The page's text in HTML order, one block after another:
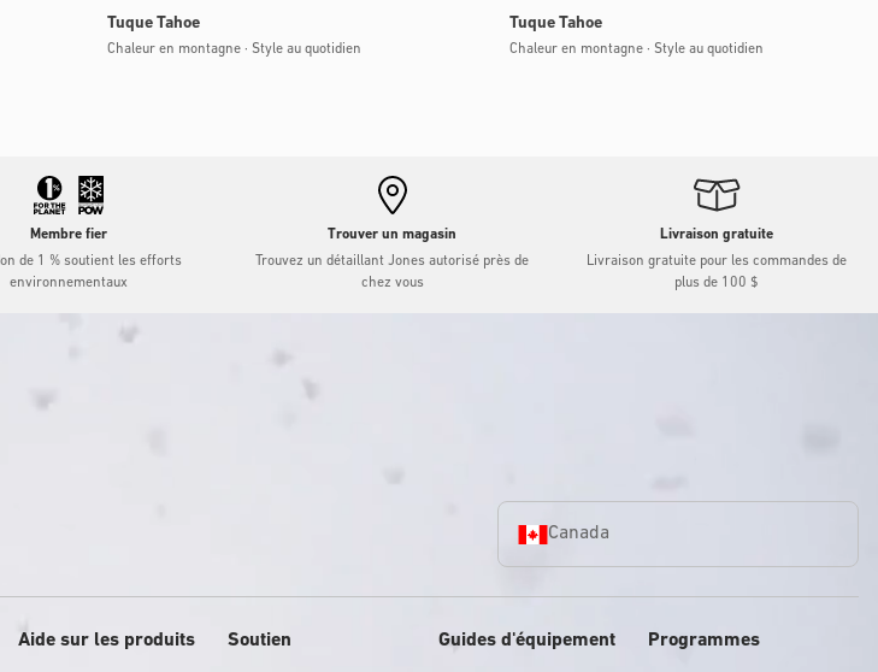
Tuque Tahoe
Chaleur en montagne · Style au quotidien
Tuque Tahoe
Chaleur en montagne · Style au quotidien
Membre fier
de 1 % soutient les efforts
environnementaux
Trouver un magasin
Trouvez un détaillant Jones autorisé près de
chez vous
Livraison gratuite
Livraison gratuite pour les commandes de
plus de 100 $
Canada
Aide sur les produits Soutien Guides d'équipement Programmes